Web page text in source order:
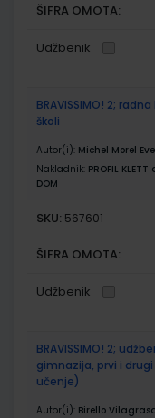
ŠIFRA OMOTA:
Udžbenik
BRAVISSIMO! 2;
školi
Autor(i): Michel Morel
Nakladnik: PROFIL KLETT
DOM
SKU: 567601
ŠIFRA OMOTA:
Udžbenik
BRAVISSIMO! 2;
gimnazija, prvi i
učenje)
Autor(i): Birello